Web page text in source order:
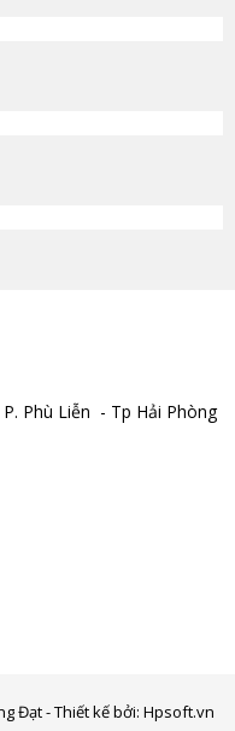
Phù Liễn - Tp Hải Phòng
Đạt - Thiết kế bởi: Hpsoft.vn